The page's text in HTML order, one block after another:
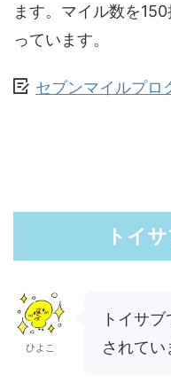
ます。マイル数を
っています。
セブンマイルプロ
トイ
ひよこ
トイサ
されてい